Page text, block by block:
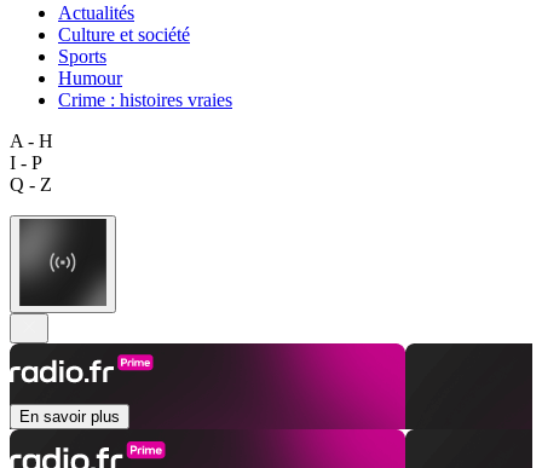
Actualités
Culture et société
Sports
Humour
Crime : histoires vraies
A - H
I - P
Q - Z
En savoir plus